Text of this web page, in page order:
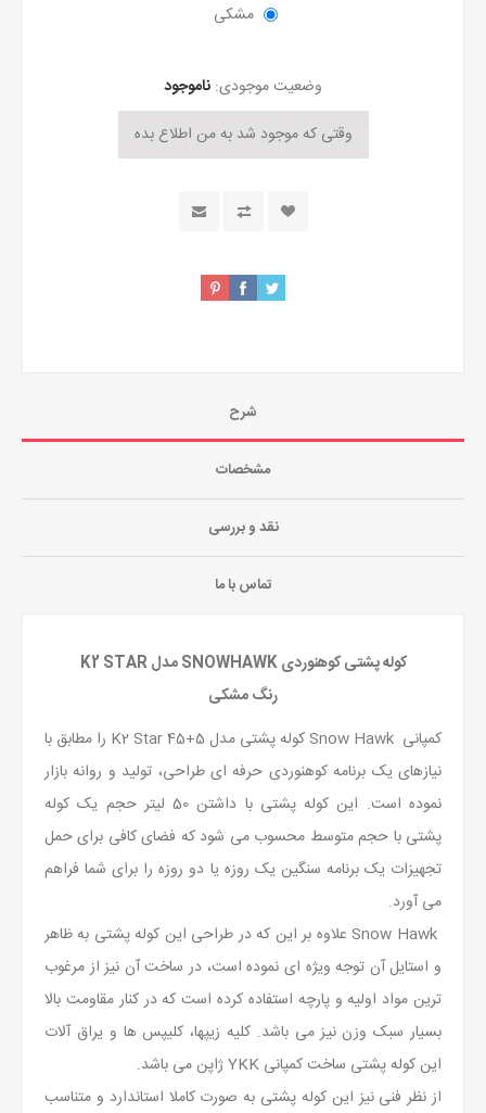
مشکی
وضعیت موجودی: ناموجود
شرح
مشخصات
نقد و بررسی
تماس با ما
کوله پشتی کوهنوردی SNOWHAWK مدل K2 STAR
رنگ مشکی
کمپانی Snow Hawkکوله پشتی مدل K2 Star 45+5 را مطابق با
نیازهای یک برنامه کوهنوردی حرفه ای طراحی، تولید و روانه بازار
نموده است. این کوله پشتی با داشتن 50 لیتر حجم یک کوله
پشتی با حجم متوسط محسوب می شود که فضای کافی برای حمل
تجهیزات یک برنامه سنگین یک روزه یا دو روزه را برای شما فراهم
می آورد.
Snow Hawkعلاوه بر این که در طراحی این کوله پشتی به ظاهر
و استایل آن توجه ویژه ای نموده است، در ساخت آن نیز از مرغوب
ترین مواد اولیه و پارچه استفاده کرده است که در کنار مقاومت بالا
بسیار سبک وزن نیز می باشد. کلیه زیپها، کلیپس ها و یراق آلات
این کوله پشتی ساخت کمپانی YKKژاپن می باشد.
از نظر فنی نیز این کوله پشتی به صورت کاملا استاندارد و متناسب